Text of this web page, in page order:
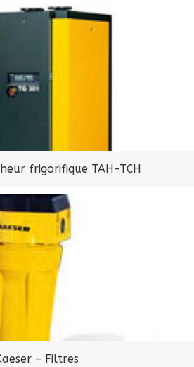
frigorifique TAH-TCH
– Filtres